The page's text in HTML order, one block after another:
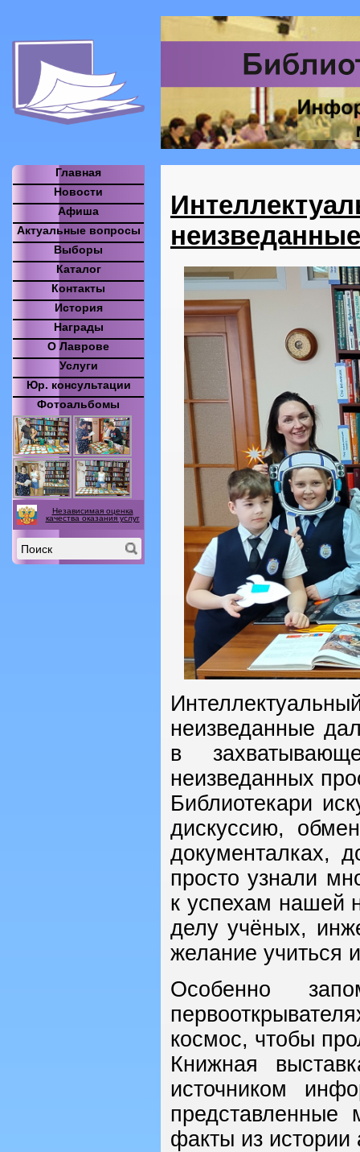
неизведанные
в
неизведанных
Библиотекари
дискуссию,
документалках,
просто узнали
к успехам нашей
делу учёных,
желание учиться
Особенно
космос, чтобы
Книжная
источником
факты из истории
Главная
Новости
Афиша
Актуальные вопросы
Выборы
Каталог
Контакты
История
Награды
О Лаврове
Услуги
Юр. консультации
Фотоальбомы
Независимая оценка
качества оказания услуг